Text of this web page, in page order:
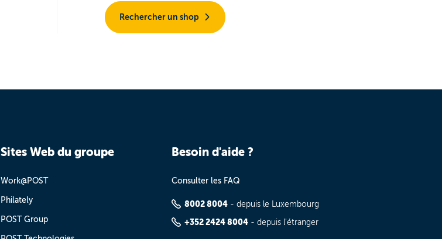
Rechercher un shop
Sites Web du groupe
Work@POST
Philately
POST Group
Besoin d'aide ?
Consulter les FAQ
8002 8004 - depuis le Luxembourg
+352 2424 8004 - depuis l'étranger